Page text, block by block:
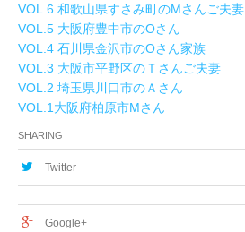
VOL.6 和歌山県すさみ町のMさんご夫妻
VOL.5 大阪府豊中市のOさん
VOL.4 石川県金沢市のOさん家族
VOL.3 大阪市平野区のＴさんご夫妻
VOL.2 埼玉県川口市のＡさん
VOL.1大阪府柏原市Mさん
SHARING
Twitter
Google+